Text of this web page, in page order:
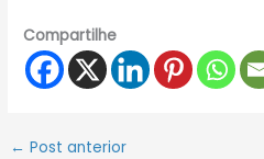
Compartilhe
← Post anterior